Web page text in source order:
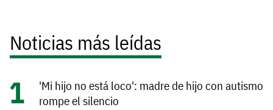
Noticias más leídas
'Mi hijo no está loco': madre de hijo con autismo
rompe el silencio